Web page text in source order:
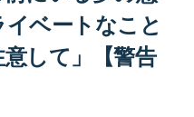
ベートなこと
して」【警告